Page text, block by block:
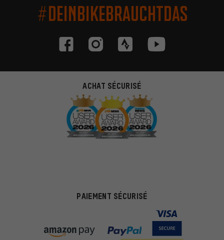
#DEINBIKEBRAUCHTDAS
ACHAT SÉCURISÉ
PAIEMENT SÉCURISÉ